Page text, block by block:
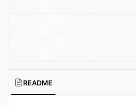
README